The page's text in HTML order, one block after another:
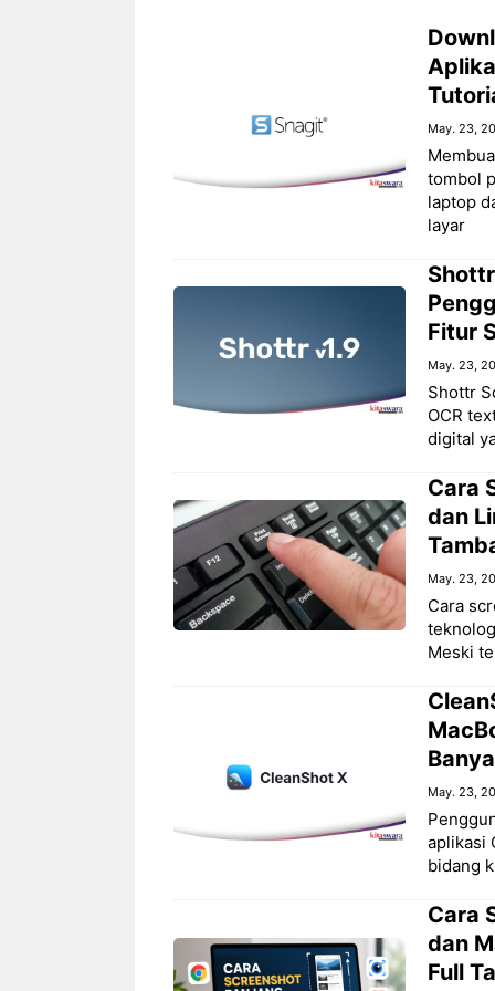
May. 23,
tombol
laptop
layar
Fitur
May. 23,
Shottr
OCR
digital
Cara
dan
May. 23,
Cara
Meski
May. 23,
aplikasi
bidang
Cara
dan
Full